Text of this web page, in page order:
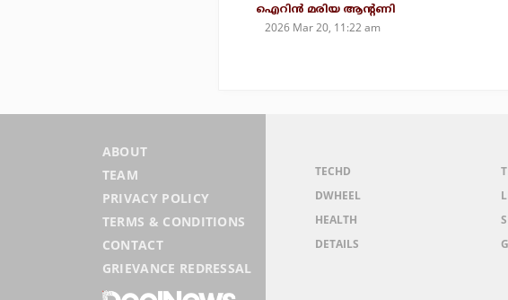
ഐറിന്‍ മരിയ ആന്റണി
2026 Mar 20, 11:22 am
ABOUT
TEAM
PRIVACY POLICY
TERMS & CONDITIONS
CONTACT
GRIEVANCE REDRESSAL
TECHD
DWHEEL
HEALTH
DETAILS